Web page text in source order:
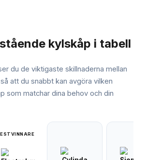
kylskåp i tabell
du de viktigaste skillnaderna mellan
att du snabbt kan avgöra vilken
som matchar dina behov och din